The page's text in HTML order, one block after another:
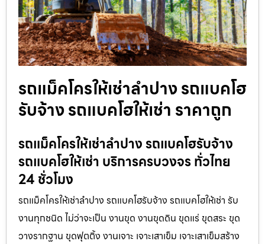
รถแม็คโครให้เช่าลำปาง รถแบคโฮ
รับจ้าง รถแบคโฮให้เช่า ราคาถูก
รถแม็คโครให้เช่าลำปาง รถแบคโฮรับจ้าง
รถแบคโฮให้เช่า บริการครบวงจร ทั่วไทย
24 ชั่วโมง
รถแม็คโครให้เช่าลำปาง รถแบคโฮรับจ้าง รถแบคโฮให้เช่า รับ
งานทุกชนิด ไม่ว่าจะเป็น งานขุด งานขุดดิน ขุดแร่ ขุดสระ ขุด
วางรากฐาน ขุดฟุตติ้ง งานเจาะ เจาะเสาเข็ม เจาะเสาเข็มสร้าง